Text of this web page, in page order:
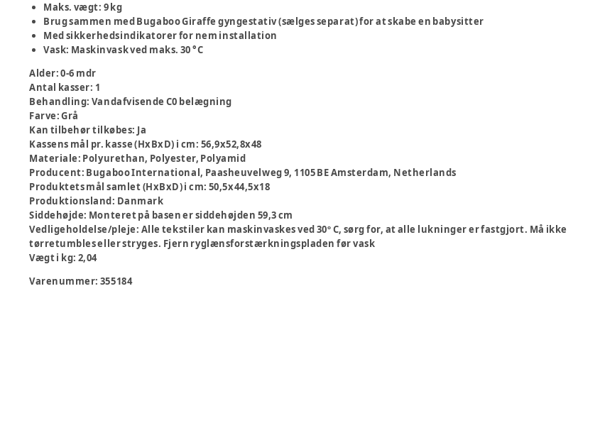
Maks. vægt: 9 kg
Brug sammen med Bugaboo Giraffe gyngestativ (sælges separat) for at skabe en babysitter
Med sikkerhedsindikatorer for nem installation
Vask: Maskinvask ved maks. 30 °C
Alder:0-6 mdr
Antal kasser: 1
Behandling: Vandafvisende C0 belægning
Farve:Grå
Kan tilbehør tilkøbes: Ja
Kassens mål pr. kasse (HxBxD) i cm: 56,9x52,8x48
Materiale: Polyurethan, Polyester, Polyamid
Producent: Bugaboo International, Paasheuvelweg 9, 1105 BE Amsterdam, Netherlands
Produktets mål samlet (HxBxD) i cm: 50,5x44,5x18
Produktionsland: Danmark
Siddehøjde: Monteret på basen er siddehøjden 59,3 cm
Vedligeholdelse/pleje: Alle tekstiler kan maskinvaskes ved 30º C, sørg for, at alle lukninger er fastgjort. Må ikke
tørretumbles eller stryges. Fjern ryglænsforstærkningspladen før vask
Vægt i kg: 2,04
Varenummer: 355184